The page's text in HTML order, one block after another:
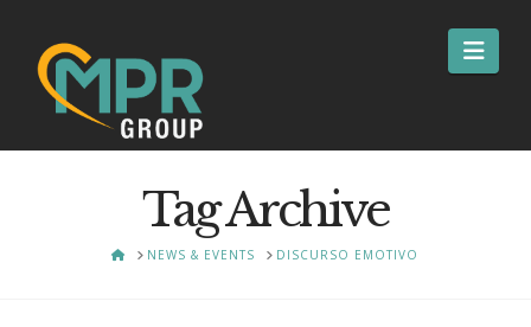
Tag Archive
HOMENEWS & EVENTS DISCURSO EMOTIVO